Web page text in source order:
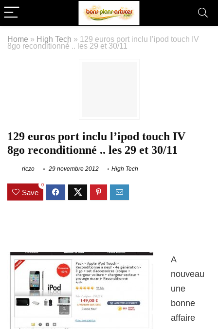
Home » High Tech » 129 euros port inclu l’ipod touch IV
8go reconditionné .. les 29 et 30/11
129 euros port inclu l’ipod touch IV
8go reconditionné .. les 29 et 30/11
riczo 29 novembre 2012 High Tech
Save
0
A
nouveau
une
bonne
affaire